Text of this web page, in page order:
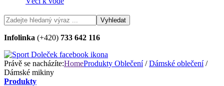
Infolinka (+420) 733 642 116
Právě se nacházíte:HomeProdukty Oblečení/Dámské oblečení/
Dámské mikiny
Produkty